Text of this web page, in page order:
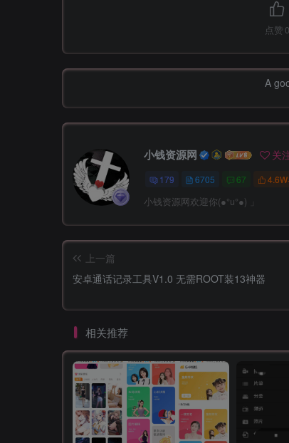
点赞 0
A
小钱资源网 关
179 6705 67
小钱资源网欢迎你(●°u°●)​ 」
上一篇
安卓通话记录工具V1.0 无需ROOT装13神器
相关推荐